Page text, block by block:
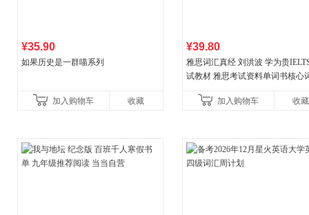
¥35.90
如果历史是一群喵系列
加入购物车 收藏
¥39.80
雅思词汇真经 刘洪波 学为贵
试教材 雅思考试资料单词书核心
加入购物车
收藏